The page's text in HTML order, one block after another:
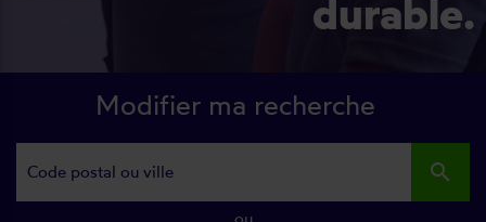
durable.
Modifier ma recherche
search